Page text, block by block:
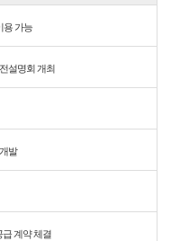
용 가능
설명회 개최
발
급 계약 체결